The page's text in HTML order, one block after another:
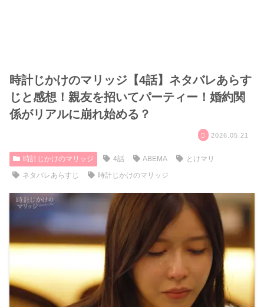
時計じかけのマリッジ【4話】ネタバレあらす
じと感想！親友を招いてパーティー！婚約関
係がリアルに崩れ始める？
2026.05.21
時計じかけのマリッジ 4話 ABEMA
とけマリ
ネタバレあらすじ
時計じかけのマリッジ